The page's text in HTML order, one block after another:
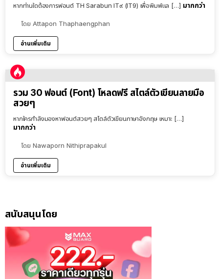
หากท่านใดต้องการฟอนต์ TH Sarabun IT๙ (IT9) เพื่อพิมพ์แล […] มากกว่า
โดย Attapon Thaphaengphan
อ่านเพิ่มเติม
รวม 30 ฟอนต์ (Font) โหลดฟรี สไตล์ตัวเขียนลายมือ
สวยๆ
หากใครกำลังมองหาฟอนต์สวยๆ สไตล์ตัวเขียนภาษาอังกฤษ เหมาะ […]
มากกว่า
โดย Nawaporn Nithiprapakul
อ่านเพิ่มเติม
สนับสนุนโดย